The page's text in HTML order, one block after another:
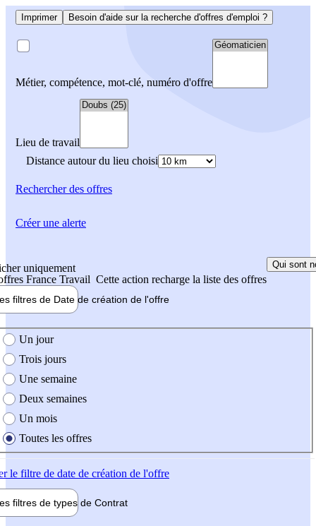
Imprimer Besoin d'aide sur la recherche d'offres d'emploi ?
Métier, compétence, mot-clé, numéro d'offre
Lieu de travail
Distance autour du lieu choisi
Rechercherdes offres
uniquement
France Travail Cette action recharge la liste des offres
Qui sont
filtres de Date de création de l'offre
création de l'offre
Un jour
Trois jours
Une semaine
Deux semaines
Un mois
Toutes les offres
le filtre de date de création de l'offre
filtres de types de Contrat
Créer une alerte